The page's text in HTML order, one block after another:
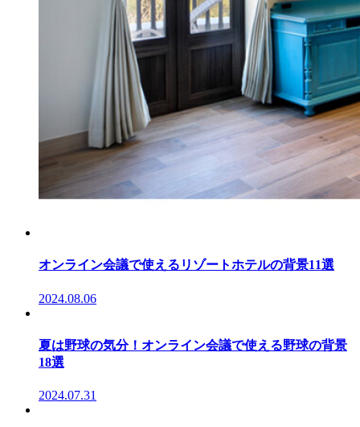
オンライン会議で使えるリゾートホテルの背景11選
2024.08.06
夏は野球の気分！オンライン会議で使える野球の背景
18選
2024.07.31